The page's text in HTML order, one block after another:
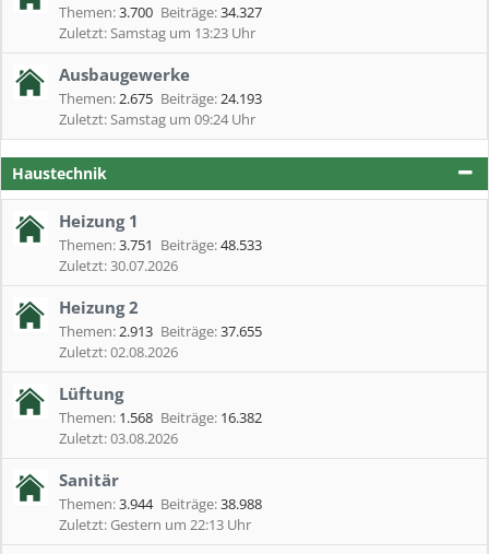
Themen:3.700 Beiträge:34.327
Samstag um 13:23 Uhr
Ausbaugewerke
Themen:2.675 Beiträge:24.193
Samstag um 09:24 Uhr
Haustechnik
Heizung 1
Themen:3.751 Beiträge:48.533
30.07.2026
Heizung 2
Themen:2.913 Beiträge:37.655
02.08.2026
Lüftung
Themen: 1.568 Beiträge: 16.382
03.08.2026
Sanitär
Themen:3.944 Beiträge:38.988
Gestern um 22:13 Uhr